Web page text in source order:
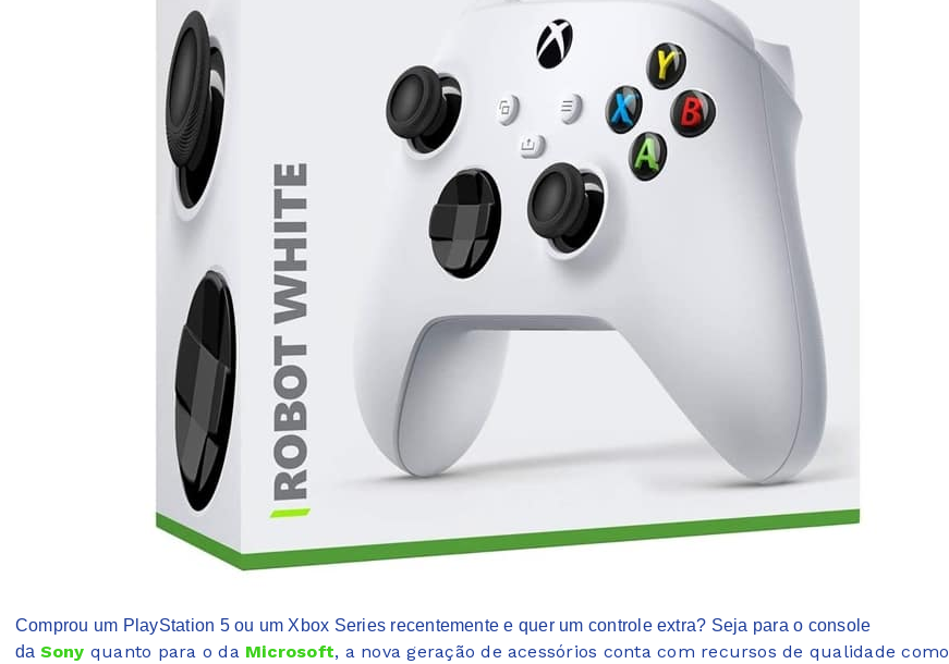
Comprou um PlayStation 5 ou um Xbox Series recentemente e quer um controle extra? Seja para o console
da Sony quanto para o da Microsoft, a nova geração de acessórios conta com recursos de qualidade como